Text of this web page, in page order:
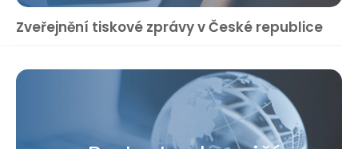
Zveřejnění tiskové zprávy v České republice